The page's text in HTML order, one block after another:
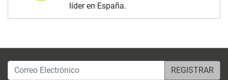
líder en España.
Correo Electrónico